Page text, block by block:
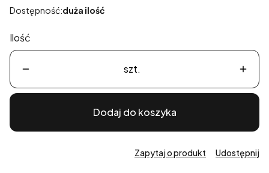
Dostępność:duża ilość
Ilość
szt.
Dodaj do koszyka
Zapytaj o produkt Udostępnij